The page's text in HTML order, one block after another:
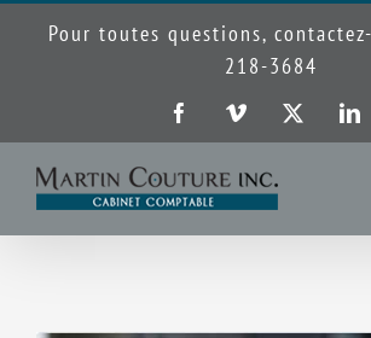
Pour toutes questions,
218-3684
FacebookVimeo